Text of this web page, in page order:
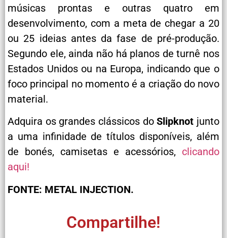
músicas prontas e outras quatro em
desenvolvimento, com a meta de chegar a 20
ou 25 ideias antes da fase de pré-produção.
Segundo ele, ainda não há planos de turnê nos
Estados Unidos ou na Europa, indicando que o
foco principal no momento é a criação do novo
material.
Adquira os grandes clássicos doSlipknot junto
a uma infinidade de títulos disponíveis, além
de bonés, camisetas e acessórios, clicando
aqui!
FONTE: METAL INJECTION.
Compartilhe!